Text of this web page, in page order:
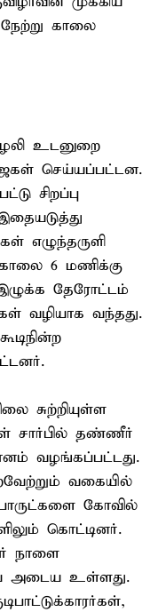
காலை
உடனுறை
செய்யப்பட்டன.
சிறப்பு
எழுந்தருளி
காலை 6 மணிக்கு
தேரோட்டம்
வழியாக வந்தது.
சுற்றியுள்ள
சார்பில் தண்ணீர்
வழங்கப்பட்டது.
வகையில்
கோவில்
கொட்டினர்.
நாளை
அடைய உள்ளது.